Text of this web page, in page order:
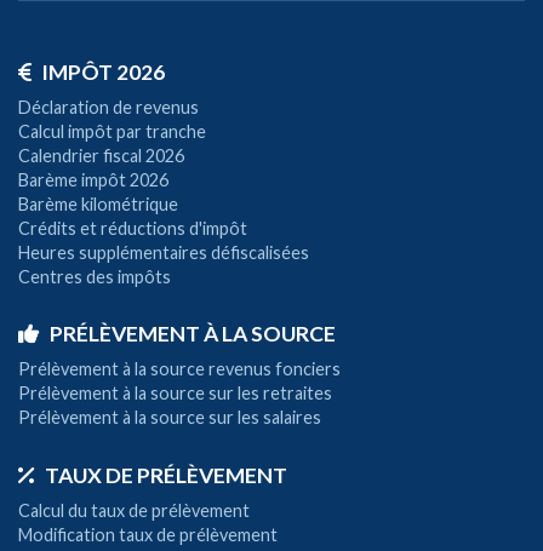
IMPÔT 2026
Déclaration de revenus
Calcul impôt par tranche
Calendrier fiscal 2026
Barème impôt 2026
Barème kilométrique
Crédits et réductions d'impôt
Heures supplémentaires défiscalisées
Centres des impôts
PRÉLÈVEMENT À LA SOURCE
Prélèvement à la source revenus fonciers
Prélèvement à la source sur les retraites
Prélèvement à la source sur les salaires
TAUX DE PRÉLÈVEMENT
Calcul du taux de prélèvement
Modification taux de prélèvement